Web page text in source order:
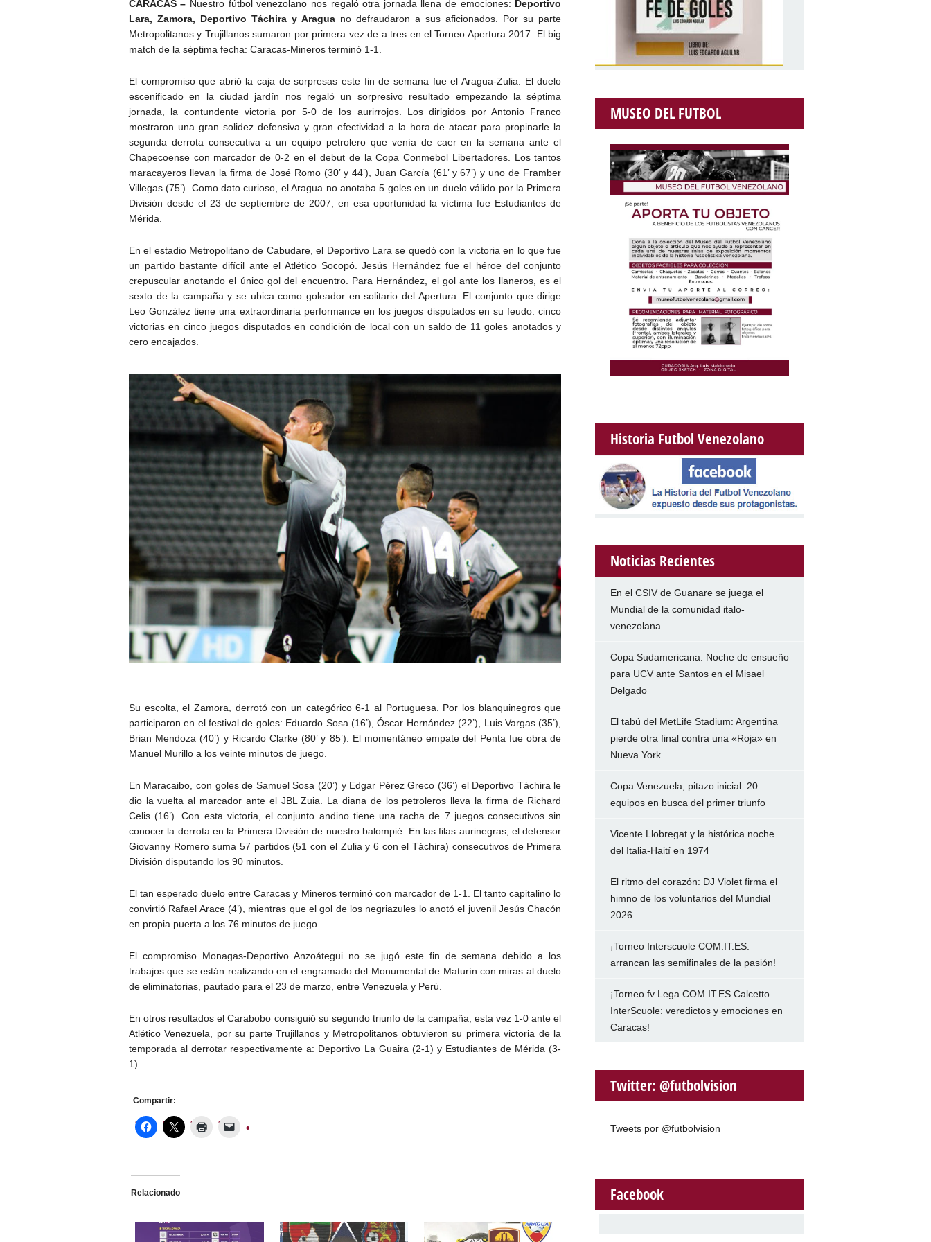
CARACAS – Nuestro fútbol venezolano nos regaló otra jornada llena de emociones: Deportivo
Lara, Zamora, Deportivo Táchira y Aragua no defraudaron a sus aficionados. Por su parte
Metropolitanos y Trujillanos sumaron por primera vez de a tres en el Torneo Apertura 2017. El big
match de la séptima fecha: Caracas-Mineros terminó 1-1.
El compromiso que abrió la caja de sorpresas este fin de semana fue el Aragua-Zulia. El duelo
escenificado en la ciudad jardín nos regaló un sorpresivo resultado empezando la séptima
jornada, la contundente victoria por 5-0 de los aurirrojos. Los dirigidos por Antonio Franco
mostraron una gran solidez defensiva y gran efectividad a la hora de atacar para propinarle la
segunda derrota consecutiva a un equipo petrolero que venía de caer en la semana ante el
Chapecoense con marcador de 0-2 en el debut de la Copa Conmebol Libertadores. Los tantos
maracayeros llevan la firma de José Romo (30’ y 44’), Juan García (61’ y 67’) y uno de Framber
Villegas (75’). Como dato curioso, el Aragua no anotaba 5 goles en un duelo válido por la Primera
División desde el 23 de septiembre de 2007, en esa oportunidad la víctima fue Estudiantes de
Mérida.
En el estadio Metropolitano de Cabudare, el Deportivo Lara se quedó con la victoria en lo que fue
un partido bastante difícil ante el Atlético Socopó. Jesús Hernández fue el héroe del conjunto
crepuscular anotando el único gol del encuentro. Para Hernández, el gol ante los llaneros, es el
sexto de la campaña y se ubica como goleador en solitario del Apertura. El conjunto que dirige
Leo González tiene una extraordinaria performance en los juegos disputados en su feudo: cinco
victorias en cinco juegos disputados en condición de local con un saldo de 11 goles anotados y
cero encajados.
Su escolta, el Zamora, derrotó con un categórico 6-1 al Portuguesa. Por los blanquinegros que
participaron en el festival de goles: Eduardo Sosa (16’), Óscar Hernández (22’), Luis Vargas (35’),
Brian Mendoza (40’) y Ricardo Clarke (80’ y 85’). El momentáneo empate del Penta fue obra de
Manuel Murillo a los veinte minutos de juego.
En Maracaibo, con goles de Samuel Sosa (20’) y Edgar Pérez Greco (36’) el Deportivo Táchira le
dio la vuelta al marcador ante el JBL Zuia. La diana de los petroleros lleva la firma de Richard
Celis (16’). Con esta victoria, el conjunto andino tiene una racha de 7 juegos consecutivos sin
conocer la derrota en la Primera División de nuestro balompié. En las filas aurinegras, el defensor
Giovanny Romero suma 57 partidos (51 con el Zulia y 6 con el Táchira) consecutivos de Primera
División disputando los 90 minutos.
El tan esperado duelo entre Caracas y Mineros terminó con marcador de 1-1. El tanto capitalino lo
convirtió Rafael Arace (4’), mientras que el gol de los negriazules lo anotó el juvenil Jesús Chacón
en propia puerta a los 76 minutos de juego.
El compromiso Monagas-Deportivo Anzoátegui no se jugó este fin de semana debido a los
trabajos que se están realizando en el engramado del Monumental de Maturín con miras al duelo
de eliminatorias, pautado para el 23 de marzo, entre Venezuela y Perú.
En otros resultados el Carabobo consiguió su segundo triunfo de la campaña, esta vez 1-0 ante el
Atlético Venezuela, por su parte Trujillanos y Metropolitanos obtuvieron su primera victoria de la
temporada al derrotar respectivamente a: Deportivo La Guaira (2-1) y Estudiantes de Mérida (3-
1).
Compartir:
Relacionado
MUSEO DEL FUTBOL
Historia Futbol Venezolano
Noticias Recientes
En el CSIV de Guanare se juega el
Mundial de la comunidad italo-
venezolana
Copa Sudamericana: Noche de ensueño
para UCV ante Santos en el Misael
Delgado
El tabú del MetLife Stadium: Argentina
pierde otra final contra una «Roja» en
Nueva York
Copa Venezuela, pitazo inicial: 20
equipos en busca del primer triunfo
Vicente Llobregat y la histórica noche
del Italia-Haití en 1974
El ritmo del corazón: DJ Violet firma el
himno de los voluntarios del Mundial
2026
¡Torneo Interscuole COM.IT.ES:
arrancan las semifinales de la pasión!
¡Torneo fv Lega COM.IT.ES Calcetto
InterScuole: veredictos y emociones en
Caracas!
Twitter: @futbolvision
Tweets por @futbolvision
Facebook